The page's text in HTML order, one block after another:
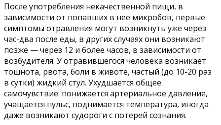
После употребления некачественной пищи, в
зависимости от попавших в нее микробов, первые
симптомы отравления могут возникнуть уже через
час-два после еды, в других случаях они возникают
позже — через 12 и более часов, в зависимости от
возбудителя. У отравившегося человека возникает
тошнота, рвота, боли в животе, частый (до 10-20 раз
в сутки) жидкий стул. Ухудшается общее
самочувствие: понижается артериальное давление,
учащается пульс, поднимается температура, иногда
даже возникают судороги с потерей сознания.